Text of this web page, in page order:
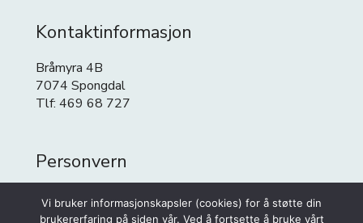
Kontaktinformasjon
Bråmyra 4B
7074 Spongdal
Tlf: 469 68 727
Personvern
Personvern
Cookies
Vi bruker informasjonskapsler (cookies) for å støtte din
brukererfaring på siden vår. Ved å fortsette å bruke vårt